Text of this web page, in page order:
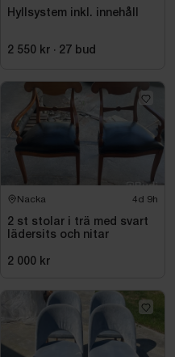
Hyllsystem inkl. innehåll
2 550 kr · 27 bud
Nacka 4d 9h
2 st stolar i trä med svart
lädersits och nitar
2 000 kr